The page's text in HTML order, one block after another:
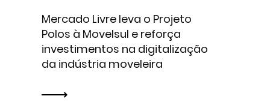
Mercado Livre leva o Projeto
Polos à Movelsul e reforça
investimentos na digitalização
da indústria moveleira